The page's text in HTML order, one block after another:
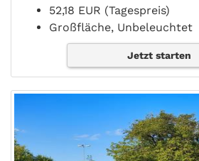
52,18 EUR (Tagespreis)
Großfläche, Unbeleuchtet
Jetzt starten